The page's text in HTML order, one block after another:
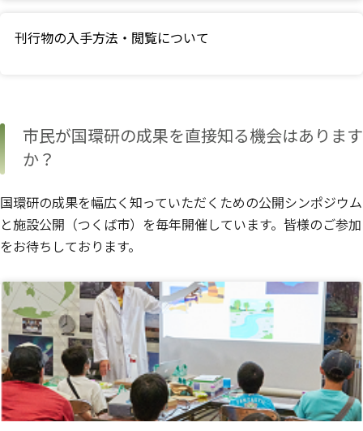
刊行物の入手方法・閲覧について
市民が国環研の成果を直接知る機会はあります
か？
国環研の成果を幅広く知っていただくための公開シンポジウム
と施設公開（つくば市）を毎年開催しています。皆様のご参加
をお待ちしております。